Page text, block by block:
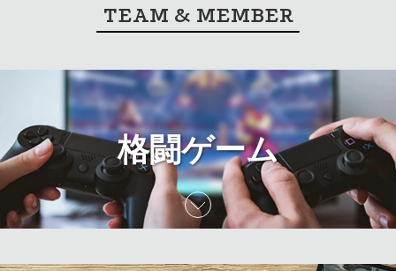
TEAM & MEMBER
格闘ゲーム